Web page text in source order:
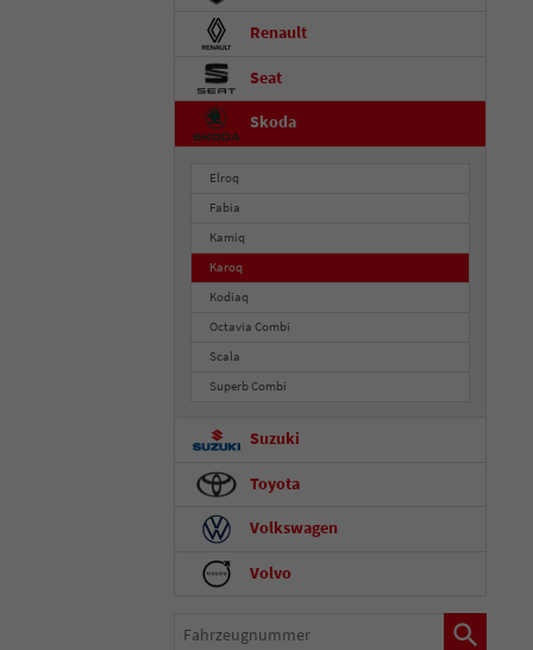
Renault
Seat
Skoda
Elroq
Fabia
Kamiq
Karoq
Kodiaq
Octavia Combi
Scala
Superb Combi
Suzuki
Toyota
Volkswagen
Volvo
Fahrzeugnummer